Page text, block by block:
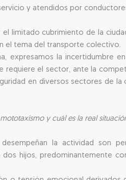
y atendidos por
el limitado cubrimiento de la
el tema del transporte colectivo.
expresamos la incertidumbre
requiere el sector, ante la
en diversos sectores de
y cuál es la real
la actividad son
hijos, predominantemente